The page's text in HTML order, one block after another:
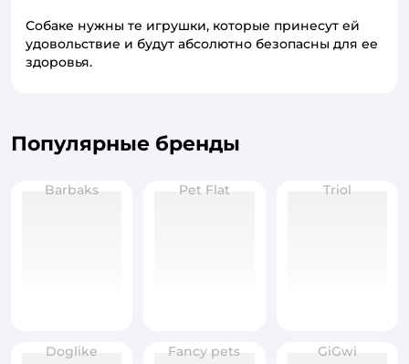
Собаке нужны те игрушки, которые принесут ей
удовольствие и будут абсолютно безопасны для ее
здоровья.
Популярные бренды
Barbaks Pet Flat Triol
Doglike Fancy pets GiGwi